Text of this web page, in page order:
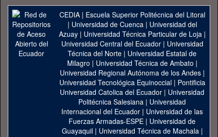
CEDIA| Escuela Superior Politécnica del Litoral
| Universidad de Cuenca| Universidad del
Azuay| Universidad Técnica Particular de Loja|
Universidad Central del Ecuador| Universidad
Técnica del Norte | Universidad Estatal de
Milagro | Universidad Técnica de Ambato |
Universidad Regional Autónoma de los Andes|
Universidad Tecnológica Equinoccial| Pontificia
Universidad Catolica del Ecuador | Universidad
Politécnica Salesiana | Universidad
Internacional del Ecuador | Universidad de las
Fuerzas Armadas-ESPE | Universidad de
Guayaquil| Universidad Técnica de Machala|